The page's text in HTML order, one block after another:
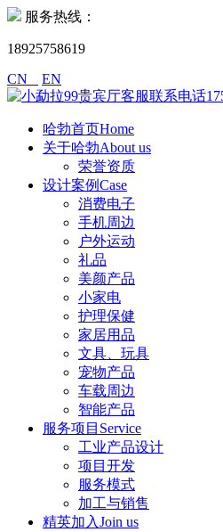
服务热线：
18925758619
CN
EN
哈勃首页Home
关于哈勃About us
荣誉资质
设计案例Case
消费电子
手机周边
户外运动
礼品
美颜产品
小家电
护理保健
家居用品
文具、玩具
宠物产品
车载周边
智能产品
服务项目Service
工业产品设计
项目开发
服务模式
加工与销售
精英加入Join us